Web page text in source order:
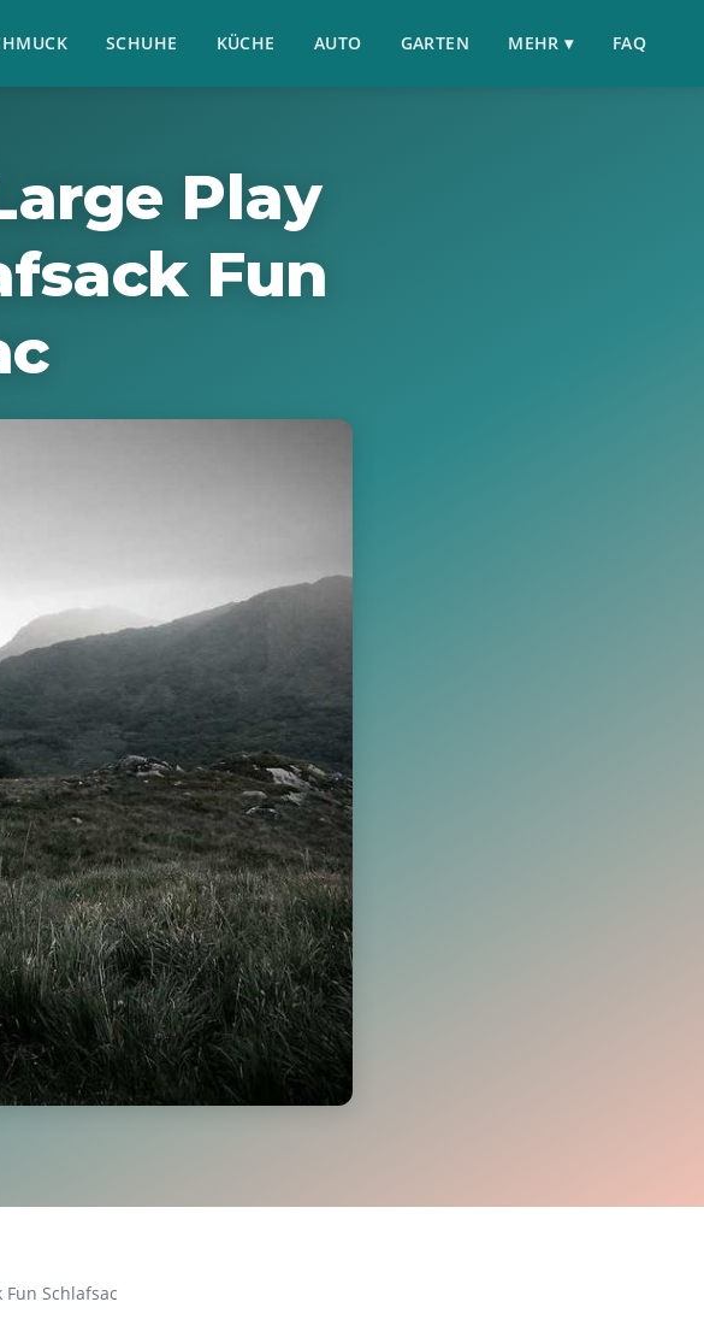
SCHUHE KÜCHE AUTO GARTEN MEHR ▾ FAQ
Play
Fun
Schlafsac